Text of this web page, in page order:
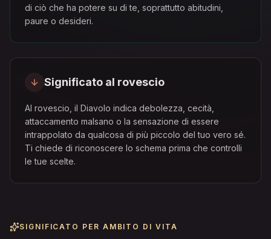
di ciò che ha potere su di te, soprattutto abitudini,
paure o desideri.
Significato al rovescio
Al rovescio, il Diavolo indica debolezza, cecità,
attaccamento malsano o la sensazione di essere
intrappolato da qualcosa di più piccolo del tuo vero sé.
Ti chiede di riconoscere lo schema prima che controlli
le tue scelte.
SIGNIFICATO PER AMBITO DI VITA